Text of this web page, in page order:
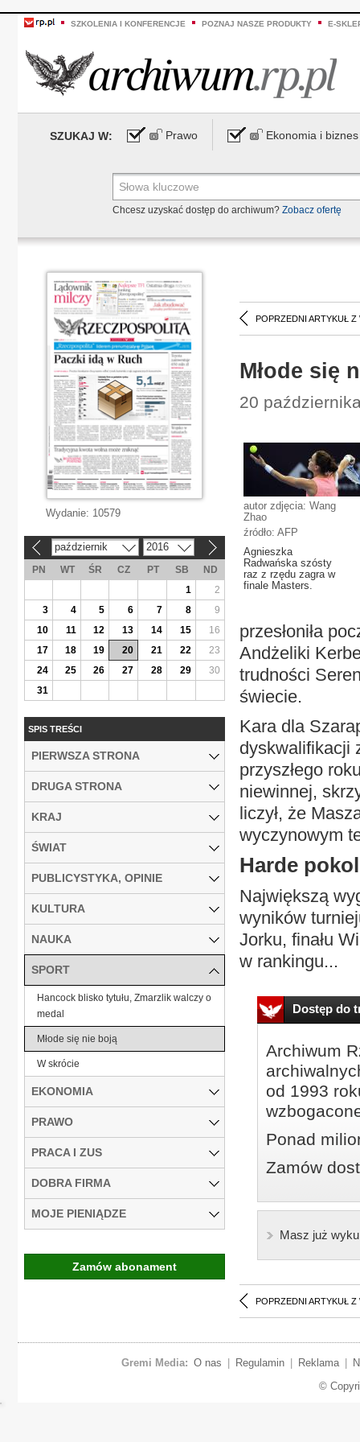
SZKOLENIA I KONFERENCJE POZNAJ NASZE PRODUKTY E-
SZUKAJ W: Prawo Ekonomia i biznes
Chcesz uzyskać dostęp do archiwum? Zobacz ofertę
POPRZEDNI ARTYKUŁ Z
Młode się
20
autor zdjęcia: Wang
Zhao
źródło: AFP
Agnieszka
Radwańska szósty
raz z rzędu zagra w
finale Masters.
przesłoniła
Andżeliki
trudności
świecie.
Kara dla
dyskwalifikacji
przyszłego
niewinnej,
liczył, że
wyczynowym
Harde
Największą
wyników
Jorku, finału
w rankingu...
Dostęp do
Archiwum
od 1993
Ponad
Zamów
Masz już
POPRZEDNI ARTYKUŁ Z
Wydanie: 10579
październik 2016
PN WT ŚR CZ PT SB
ND
1
2
3
4 5 6 7 8
9
10
11 12 13 14 15
16
17
18 19 20 21 22
23
24
25 26 27 28 29
30
31
SPIS TREŚCI
PIERWSZA STRONA
DRUGA STRONA
KRAJ
ŚWIAT
PUBLICYSTYKA, OPINIE
KULTURA
NAUKA
SPORT
Hancock blisko tytułu, Zmarzlik walczy o
medal
Młode się nie boją
W skrócie
EKONOMIA
PRAWO
PRACA I ZUS
DOBRA FIRMA
MOJE PIENIĄDZE
Zamów abonament
Gremi Media: O nas Regulamin Reklama
©